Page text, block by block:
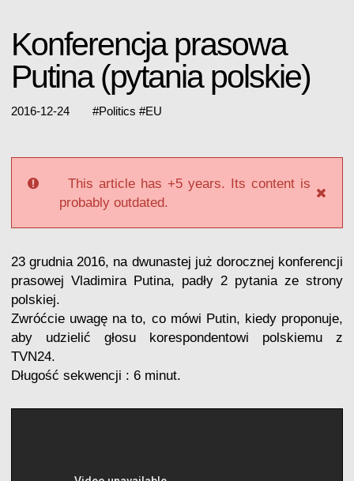
Konferencja prasowa
Putina (pytania polskie)
2016-12-24 #Politics #EU
This article has +5 years. Its content is
probably outdated.
23 grudnia 2016, na dwunastej już dorocznej konferencji
prasowej Vladimira Putina, padły 2 pytania ze strony
polskiej.
Zwróćcie uwagę na to, co mówi Putin, kiedy proponuje,
aby udzielić głosu korespondentowi polskiemu z
TVN24.
Długość sekwencji : 6 minut.